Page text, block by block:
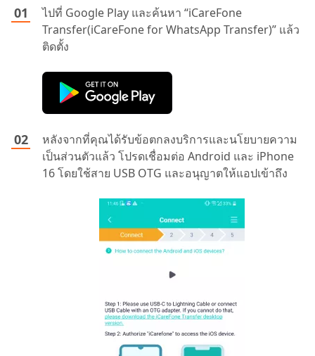
ไปที่ Google Play และค้นหา “iCareFone
Transfer(iCareFone for WhatsApp Transfer)” แล้ว
ติดตั้ง
หลังจากที่คุณได้รับข้อตกลงบริการและนโยบายความ
เป็นส่วนตัวแล้ว โปรดเชื่อมต่อ Android และ iPhone
16 โดยใช้สาย USB OTG และอนุญาตให้แอปเข้าถึง